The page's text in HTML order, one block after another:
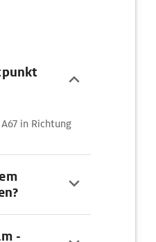
in Richtung
-